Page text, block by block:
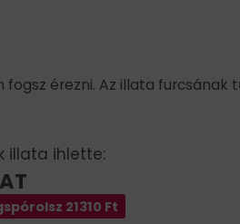
fogsz érezni. Az illata
illata ihlette:
21310 Ft